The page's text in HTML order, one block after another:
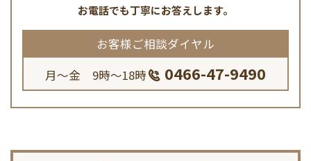
お電話でも丁寧にお答えします。
お客様ご相談ダイヤル
月～金 9時～18時
0466-47-9490